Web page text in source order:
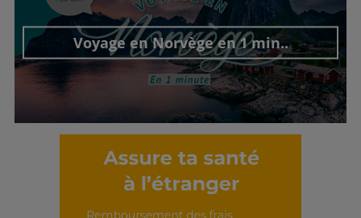
Voyage en Norvège en 1 min..
Découvrir cet interview